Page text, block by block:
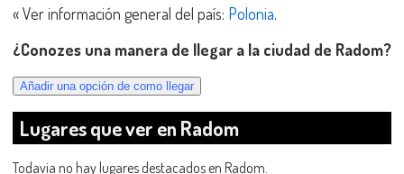
« Ver información general del país: Polonia.
¿Conozes una manera de llegar a la ciudad de Radom?
Lugares que ver en Radom
Todavia no hay lugares destacados en Radom.